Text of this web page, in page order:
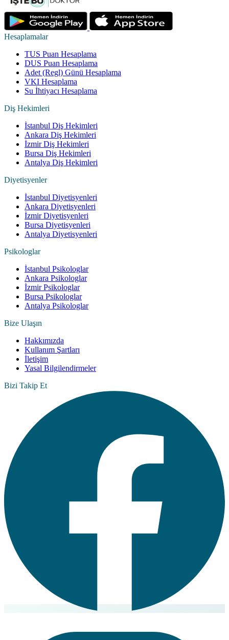
Hesaplamalar
TUS Puan Hesaplama
DUS Puan Hesaplama
Adet (Regl) Günü Hesaplama
VKI Hesaplama
Su İhtiyacı Hesaplama
Diş Hekimleri
İstanbul Diş Hekimleri
Ankara Diş Hekimleri
İzmir Diş Hekimleri
Bursa Diş Hekimleri
Antalya Diş Hekimleri
Diyetisyenler
İstanbul Diyetisyenleri
Ankara Diyetisyenleri
İzmir Diyetisyenleri
Bursa Diyetisyenleri
Antalya Diyetisyenleri
Psikologlar
İstanbul Psikologlar
Ankara Psikologlar
İzmir Psikologlar
Bursa Psikologlar
Antalya Psikologlar
Bize Ulaşın
Hakkımızda
Kullanım Şartları
İletişim
Yasal Bilgilendirmeler
Bizi Takip Et